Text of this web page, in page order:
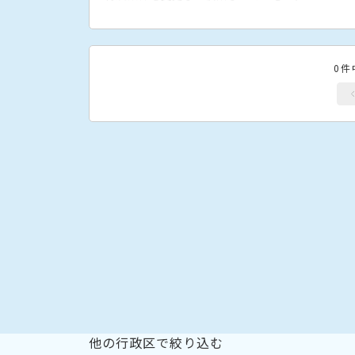
0件
他の行政区で絞り込む